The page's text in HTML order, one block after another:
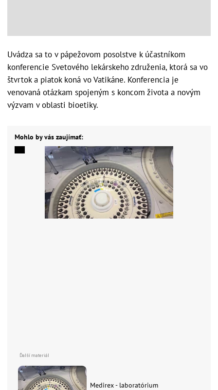
Uvádza sa to v pápežovom posolstve k účastníkom
konferencie Svetového lekárskeho združenia, ktorá sa vo
štvrtok a piatok koná vo Vatikáne. Konferencia je
venovaná otázkam spojeným s koncom života a novým
výzvam v oblasti bioetiky.
Mohlo by vás zaujímať:
Medirex - laboratórium